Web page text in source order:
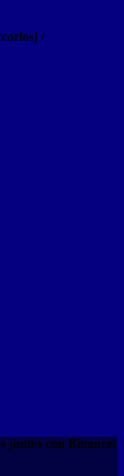
/
juntos con Binance!